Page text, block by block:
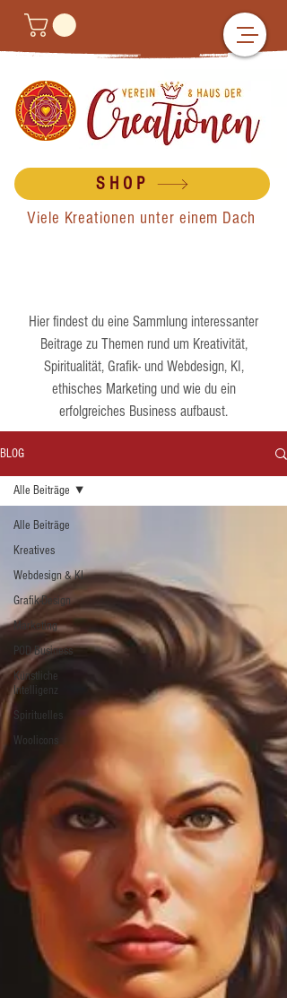
SHOP
Viele Kreationen unter einem Dach
Hier findest du eine Sammlung interessanter
Beitrage zu Themen rund um Kreativität,
Spiritualität, Grafik- und Webdesign, KI,
ethisches Marketing und wie du ein
erfolgreiches Business aufbaust.
BLOG
Alle Beiträge
Kreatives
Webdesign & KI
Grafik-Design
Marketing
POD Business
Künstliche
Intelligenz
Spirituelles
Woolicons
Alle Beiträge